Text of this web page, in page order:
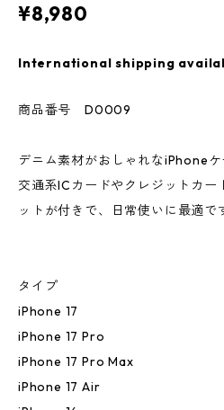
¥8,980
International shipping
商品番号 D0009
デニム素材がおしゃれなiPhoneケ
交通系ICカードやクレジットカー
ットが付きで、日常使いに最適で
タイプ
iPhone 17
iPhone 17 Pro
iPhone 17 Pro Max
iPhone 17 Air